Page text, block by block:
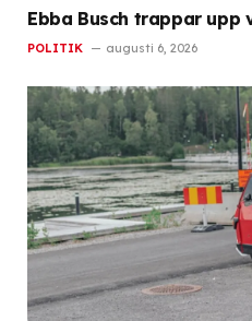
Ebba Busch trappar
POLITIK augusti 6, 2026